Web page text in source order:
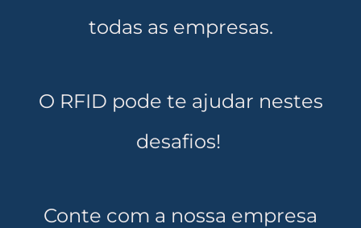
todas as empresas.
O RFID pode te ajudar nestes
desafios!
Conte com a nossa empresa